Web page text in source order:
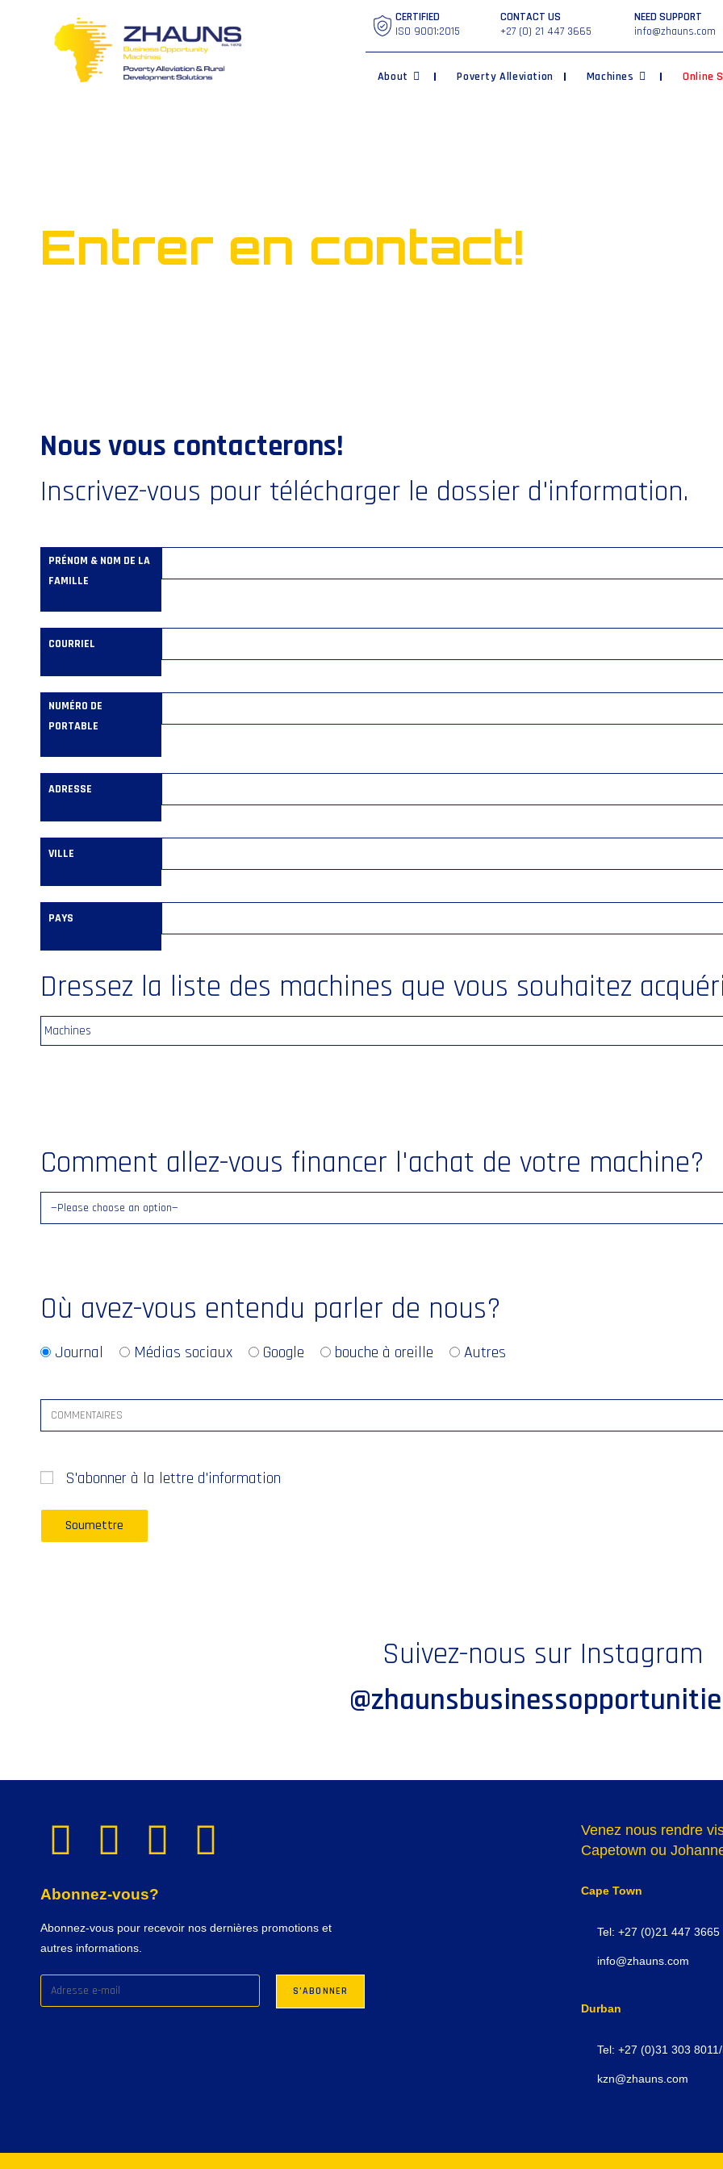
CERTIFIED
ISO 9001:2015
CONTACT US
+27 (0) 21 447 3665
NEED SUPPORT
info@zhauns.com
About Poverty Alleviation Machines Online
Entrer en contact!
Nous vous contacterons!
Inscrivez-vous pour télécharger le dossier d'information.
PRÉNOM & NOM DE LA
FAMILLE
COURRIEL
NUMÉRO DE
PORTABLE
ADRESSE
VILLE
PAYS
Dressez la liste des machines que vous souhaitez
Machines
Comment allez-vous financer l'achat de votre machine?
Où avez-vous entendu parler de nous?
Journal Médias sociaux Google bouche à oreille Autres
S'abonner à la lettre d'information
Suivez-nous sur Instagram
Abonnez-vous?
Abonnez-vous pour recevoir nos dernières promotions et
autres informations.
Venez nous rendre
Capetown ou
Cape Town
Tel: +27 (0)21 447 3665
info@zhauns.com
Durban
Tel: +27 (0)31 303
kzn@zhauns.com